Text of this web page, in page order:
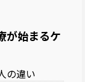
が始まるケ
の違い